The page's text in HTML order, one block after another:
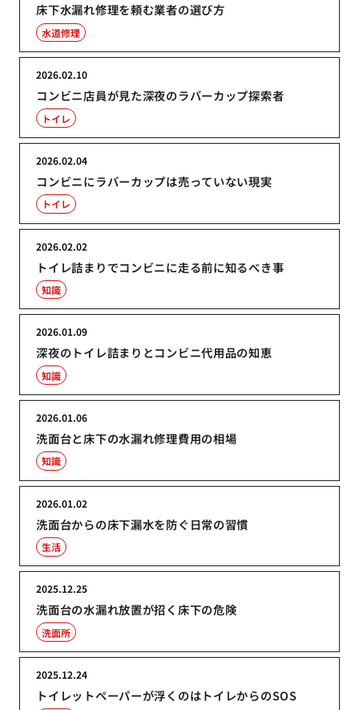
床下水漏れ修理を頼む業者の選び方
水道修理
コンビニ店員が見た深夜のラバーカップ探索者
2026.02.10
トイレ
コンビニにラバーカップは売っていない現実
2026.02.04
トイレ
トイレ詰まりでコンビニに走る前に知るべき事
2026.02.02
知識
深夜のトイレ詰まりとコンビニ代用品の知恵
2026.01.09
知識
洗面台と床下の水漏れ修理費用の相場
2026.01.06
知識
洗面台からの床下漏水を防ぐ日常の習慣
2026.01.02
生活
洗面台の水漏れ放置が招く床下の危険
2025.12.25
洗面所
トイレットペーパーが浮くのはトイレからのSOS
2025.12.24